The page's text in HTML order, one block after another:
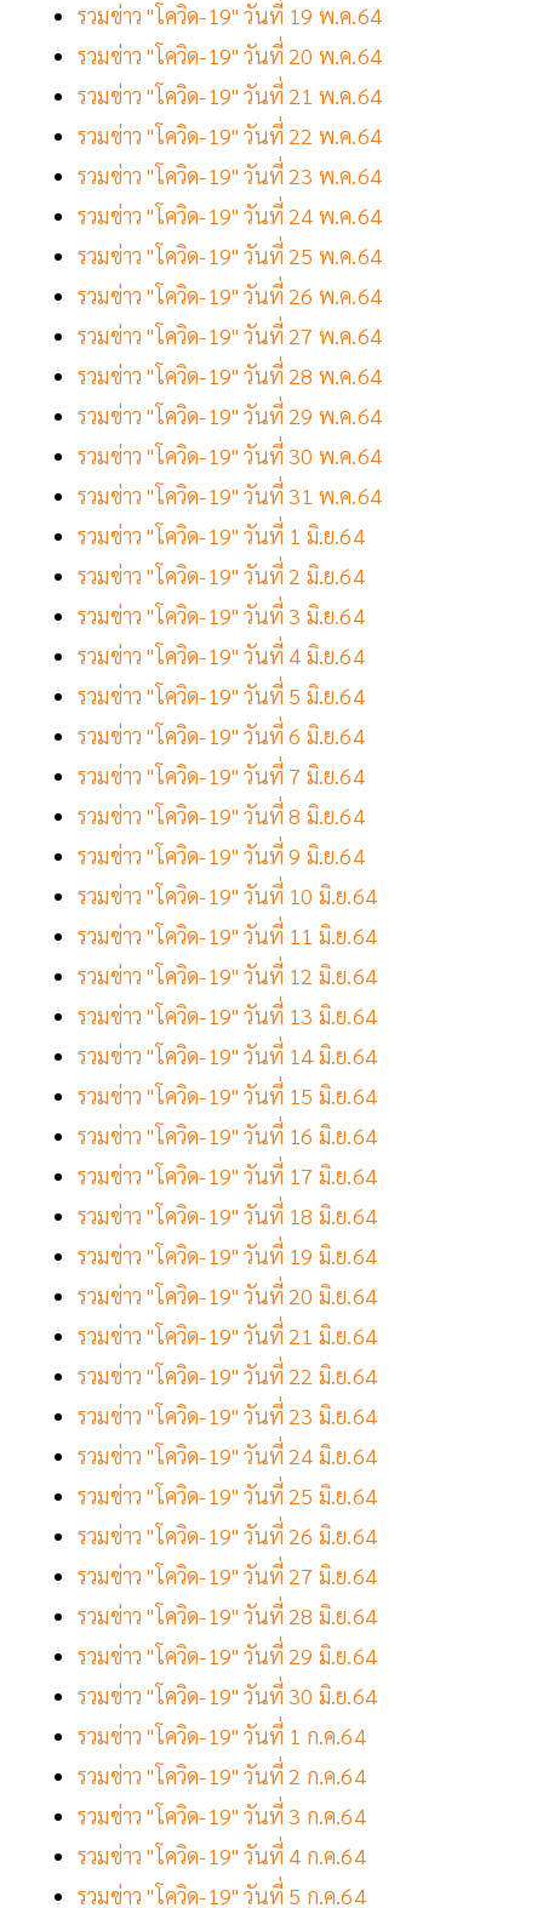
รวมข่าว "โควิด-19" วันที่ 19 พ.ค.64
รวมข่าว "โควิด-19" วันที่ 20 พ.ค.64
รวมข่าว "โควิด-19" วันที่ 21 พ.ค.64
รวมข่าว "โควิด-19" วันที่ 22 พ.ค.64
รวมข่าว "โควิด-19" วันที่ 23 พ.ค.64
รวมข่าว "โควิด-19" วันที่ 24 พ.ค.64
รวมข่าว "โควิด-19" วันที่ 25 พ.ค.64
รวมข่าว "โควิด-19" วันที่ 26 พ.ค.64
รวมข่าว "โควิด-19" วันที่ 27 พ.ค.64
รวมข่าว "โควิด-19" วันที่ 28 พ.ค.64
รวมข่าว "โควิด-19" วันที่ 29 พ.ค.64
รวมข่าว "โควิด-19" วันที่ 30 พ.ค.64
รวมข่าว "โควิด-19" วันที่ 31 พ.ค.64
รวมข่าว "โควิด-19" วันที่ 1 มิ.ย.64
รวมข่าว "โควิด-19" วันที่ 2 มิ.ย.64
รวมข่าว "โควิด-19" วันที่ 3 มิ.ย.64
รวมข่าว "โควิด-19" วันที่ 4 มิ.ย.64
รวมข่าว "โควิด-19" วันที่ 5 มิ.ย.64
รวมข่าว "โควิด-19" วันที่ 6 มิ.ย.64
รวมข่าว "โควิด-19" วันที่ 7 มิ.ย.64
รวมข่าว "โควิด-19" วันที่ 8 มิ.ย.64
รวมข่าว "โควิด-19" วันที่ 9 มิ.ย.64
รวมข่าว "โควิด-19" วันที่ 10 มิ.ย.64
รวมข่าว "โควิด-19" วันที่ 11 มิ.ย.64
รวมข่าว "โควิด-19" วันที่ 12 มิ.ย.64
รวมข่าว "โควิด-19" วันที่ 13 มิ.ย.64
รวมข่าว "โควิด-19" วันที่ 14 มิ.ย.64
รวมข่าว "โควิด-19" วันที่ 15 มิ.ย.64
รวมข่าว "โควิด-19" วันที่ 16 มิ.ย.64
รวมข่าว "โควิด-19" วันที่ 17 มิ.ย.64
รวมข่าว "โควิด-19" วันที่ 18 มิ.ย.64
รวมข่าว "โควิด-19" วันที่ 19 มิ.ย.64
รวมข่าว "โควิด-19" วันที่ 20 มิ.ย.64
รวมข่าว "โควิด-19" วันที่ 21 มิ.ย.64
รวมข่าว "โควิด-19" วันที่ 22 มิ.ย.64
รวมข่าว "โควิด-19" วันที่ 23 มิ.ย.64
รวมข่าว "โควิด-19" วันที่ 24 มิ.ย.64
รวมข่าว "โควิด-19" วันที่ 25 มิ.ย.64
รวมข่าว "โควิด-19" วันที่ 26 มิ.ย.64
รวมข่าว "โควิด-19" วันที่ 27 มิ.ย.64
รวมข่าว "โควิด-19" วันที่ 28 มิ.ย.64
รวมข่าว "โควิด-19" วันที่ 29 มิ.ย.64
รวมข่าว "โควิด-19" วันที่ 30 มิ.ย.64
รวมข่าว "โควิด-19" วันที่ 1 ก.ค.64
รวมข่าว "โควิด-19" วันที่ 2 ก.ค.64
รวมข่าว "โควิด-19" วันที่ 3 ก.ค.64
รวมข่าว "โควิด-19" วันที่ 4 ก.ค.64
รวมข่าว "โควิด-19" วันที่ 5 ก.ค.64